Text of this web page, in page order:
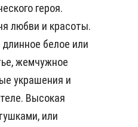
героя.
любви и красоты.
белое или
жемчужное
украшения и
Высокая
или